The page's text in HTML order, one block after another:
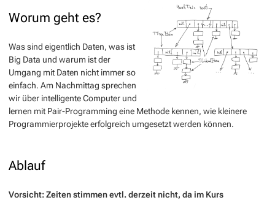
Worum geht es?
Was sind eigentlich Daten, was ist
Big Data und warum ist der
Umgang mit Daten nicht immer so
einfach. Am Nachmittag sprechen
wir über intelligente Computer und
lernen mit Pair-Programming eine Methode kennen, wie kleinere
Programmierprojekte erfolgreich umgesetzt werden können.
Ablauf
Vorsicht: Zeiten stimmen evtl. derzeit nicht, da im Kurs